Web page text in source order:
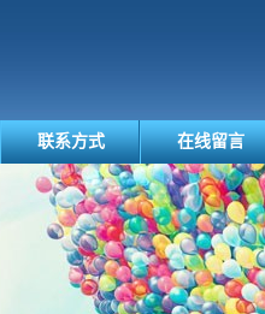
联系方式 在线留言